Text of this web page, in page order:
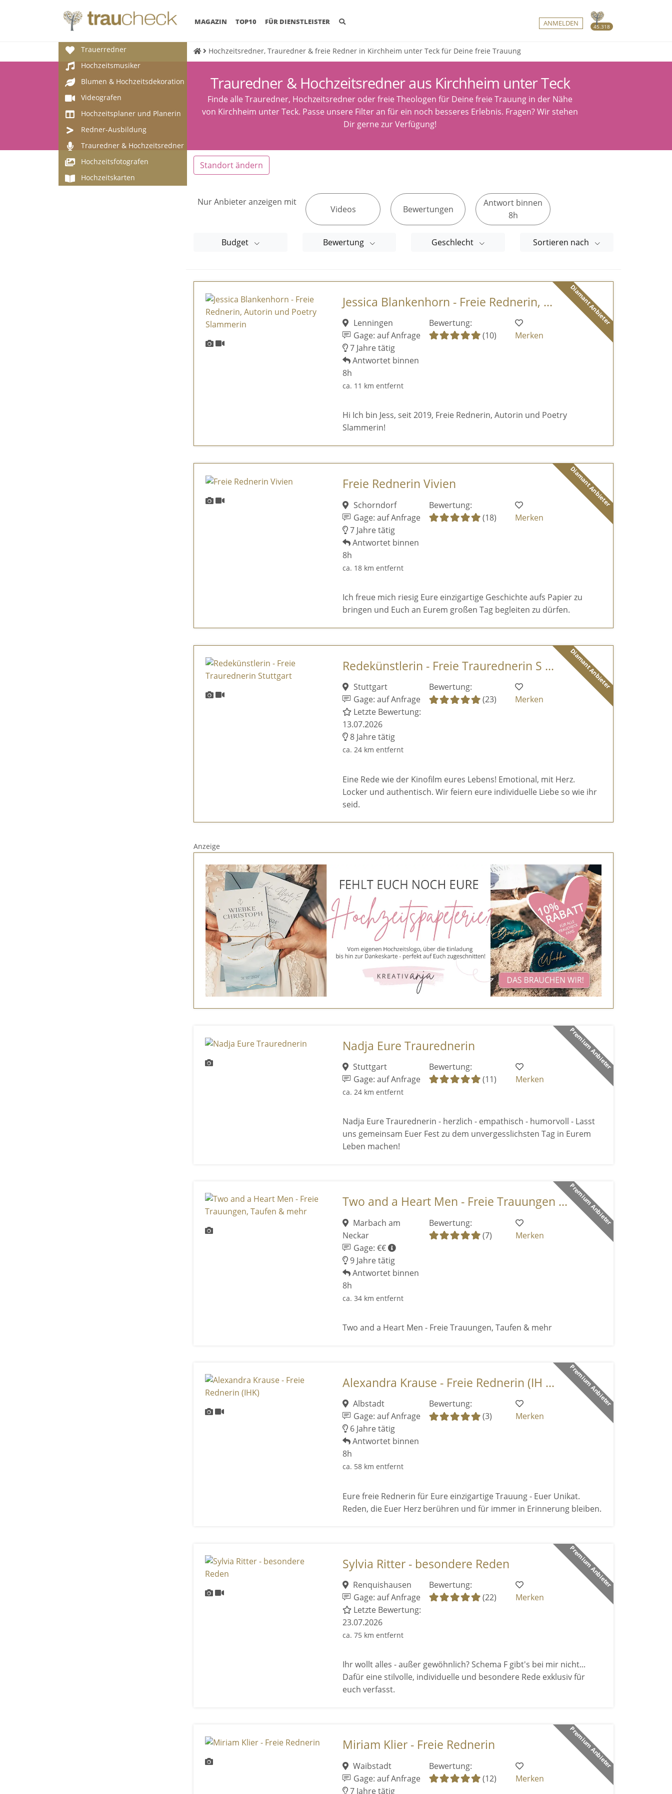
45.318
MAGAZIN (CURRENT)
TOP10 FÜR DIENSTLEISTER ANMELDEN
Trauerredner
Hochzeitsmusiker
Blumen & Hochzeitsdekoration
Videografen
Hochzeitsplaner und Planerin
Redner-Ausbildung
Trauredner & Hochzeitsredner
Hochzeitsfotografen
Hochzeitskarten
Hochzeitsredner, Trauredner & freie Redner in Kirchheim unter Teck für Deine freie Trauung
Trauredner & Hochzeitsredner aus Kirchheim unter Teck
Finde alle Trauredner, Hochzeitsredner oder freie Theologen für Deine freie Trauung in der Nähe
von Kirchheim unter Teck. Passe unsere Filter an für ein noch besseres Erlebnis. Fragen? Wir stehen
Dir gerne zur Verfügung!
Standort ändern
Nur Anbieter anzeigen mit
Videos Bewertungen
Antwort binnen
8h
Budget Bewertung Geschlecht Sortieren nach
Diamant Anbieter
Jessica Blankenhorn - Freie Rednerin, ...
Lenningen
Gage: auf Anfrage
7 Jahre tätig
Antwortet binnen
8h
ca. 11 km entfernt
Bewertung:
(10)
Merken
Hi Ich bin Jess, seit 2019, Freie Rednerin, Autorin und Poetry
Slammerin!
Diamant Anbieter
Freie Rednerin Vivien
Schorndorf
Gage: auf Anfrage
7 Jahre tätig
Antwortet binnen
8h
ca. 18 km entfernt
Bewertung:
(18)
Merken
Ich freue mich riesig Eure einzigartige Geschichte aufs Papier zu
bringen und Euch an Eurem großen Tag begleiten zu dürfen.
Diamant Anbieter
Redekünstlerin - Freie Traurednerin S ...
Stuttgart
Gage: auf Anfrage
Letzte Bewertung:
13.07.2026
8 Jahre tätig
ca. 24 km entfernt
Bewertung:
(23)
Merken
Eine Rede wie der Kinofilm eures Lebens! Emotional, mit Herz.
Locker und authentisch. Wir feiern eure individuelle Liebe so wie ihr
seid.
Anzeige
Premium Anbieter
Nadja Eure Traurednerin
Stuttgart
Gage: auf Anfrage
ca. 24 km entfernt
Bewertung:
(11)
Merken
Nadja Eure Traurednerin - herzlich - empathisch - humorvoll - Lasst
uns gemeinsam Euer Fest zu dem unvergesslichsten Tag in Eurem
Leben machen!
Premium Anbieter
Two and a Heart Men - Freie Trauungen ...
Marbach am
Neckar
Gage: €€
9 Jahre tätig
Antwortet binnen
8h
ca. 34 km entfernt
Bewertung:
(7)
Merken
Two and a Heart Men - Freie Trauungen, Taufen & mehr
Premium Anbieter
Alexandra Krause - Freie Rednerin (IH ...
Albstadt
Gage: auf Anfrage
6 Jahre tätig
Antwortet binnen
8h
ca. 58 km entfernt
Bewertung:
(3)
Merken
Eure freie Rednerin für Eure einzigartige Trauung - Euer Unikat.
Reden, die Euer Herz berühren und für immer in Erinnerung bleiben.
Premium Anbieter
Sylvia Ritter - besondere Reden
Renquishausen
Gage: auf Anfrage
Letzte Bewertung:
23.07.2026
ca. 75 km entfernt
Bewertung:
(22)
Merken
Ihr wollt alles - außer gewöhnlich? Schema F gibt's bei mir nicht...
Dafür eine stilvolle, individuelle und besondere Rede exklusiv für
euch verfasst.
Premium Anbieter
Miriam Klier - Freie Rednerin
Waibstadt
Gage: auf Anfrage
7 Jahre tätig
Bewertung:
(12)
Merken